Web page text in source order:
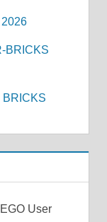
BRICKS
BRICKS
User